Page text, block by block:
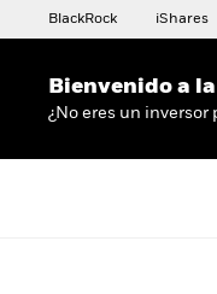
BlackRock iShares
Bienvenido a
¿No eres un inversor